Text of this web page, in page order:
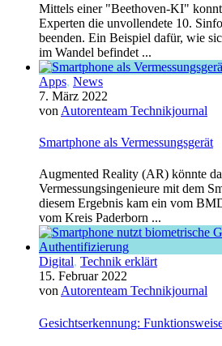
Mittels einer "Beethoven-KI"
Experten die unvollendete 10.
beenden. Ein Beispiel dafür, wie
im Wandel befindet ...
Apps, News
7. März 2022
von Autorenteam Technikjournal
Smartphone als Vermessungsgerät
Augmented Reality (AR) könnte
Vermessungsingenieure mit dem
diesem Ergebnis kam ein vom
vom Kreis Paderborn ...
Digital, Technik erklärt
15. Februar 2022
von Autorenteam Technikjournal
Gesichtserkennung: